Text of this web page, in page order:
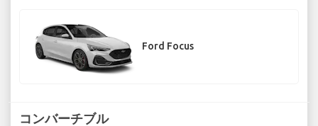
Ford Focus
コンバーチブル